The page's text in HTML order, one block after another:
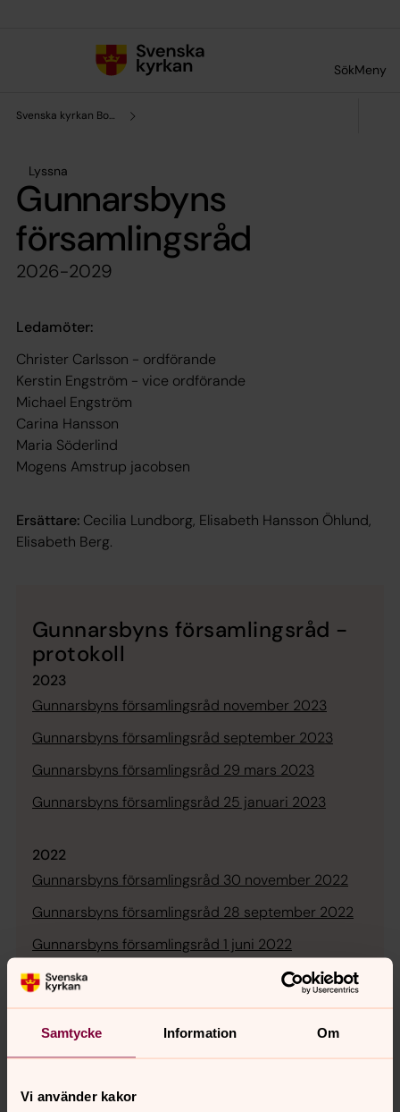
Samtycke Information Om
Vi använder kakor
SökMeny
Svenska kyrkan Boden
Lyssna
Gunnarsbyns
församlingsråd
2026-2029
Ledamöter:
Christer Carlsson - ordförande
Kerstin Engström - vice ordförande
Michael Engström
Carina Hansson
Maria Söderlind
Mogens Amstrup jacobsen
Ersättare: Cecilia Lundborg, Elisabeth Hansson Öhlund,
Elisabeth Berg.
Gunnarsbyns församlingsråd -
protokoll
2023
Gunnarsbyns församlingsråd november 2023
Gunnarsbyns församlingsråd september 2023
Gunnarsbyns församlingsråd 29 mars 2023
Gunnarsbyns församlingsråd 25 januari 2023
2022
Gunnarsbyns församlingsråd 30 november 2022
Gunnarsbyns församlingsråd 28 september 2022
Gunnarsbyns församlingsråd 1 juni 2022
Gunnarsbyns församlingsråd 23 mars 2022
Gunnarsbyns församlingsråd 26 januari 2022